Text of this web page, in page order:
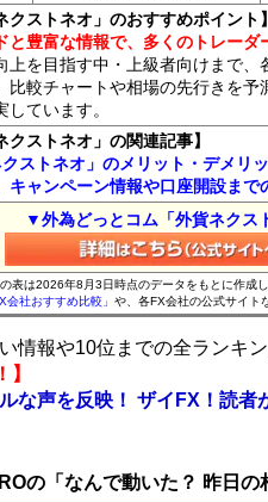
クストネオ」のおすすめポイント】
と豊富な情報で、多くのトレーダ
上を目指す中・上級者向けまで
比較チャートや相場の先行きを
しています。
クストネオ」の関連記事】
ストネオ」のメリット・デメリ
キャンペーン情報や口座開設まで
▼外為どっとコム「外貨ネクス
表は2026年8月3日時点のデータをもとに作成
会社おすすめ比較」 や、各FX会社の公式サイト
情報や10位までの全ランキ
な声を反映！ ザイFX！読
の「なんで動いた？ 昨日の